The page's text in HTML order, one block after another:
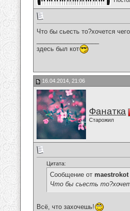
Что бы сьесть то?хочется
здесь был кот
16.04.2014, 21:06
Фанатка
Старожил
Цитата:
Сообщение от maestrokot
Что бы сьесть
Всё, что захочешь!